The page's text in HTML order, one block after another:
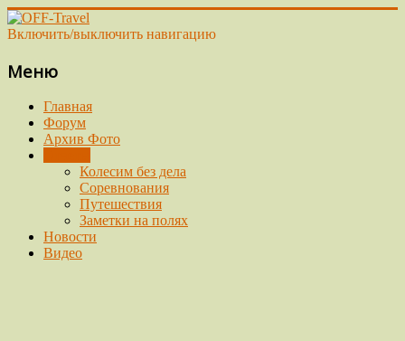
Включить/выключить навигацию
Меню
Главная
Форум
Архив Фото
Колесим без дела
Соревнования
Путешествия
Заметки на полях
Новости
Видео